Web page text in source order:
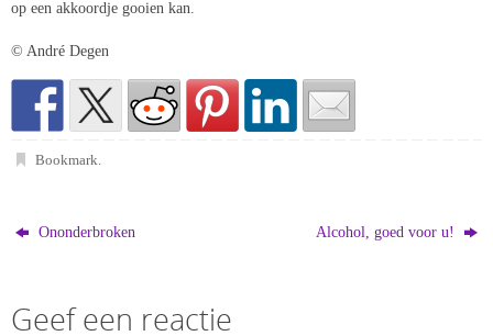
op een akkoordje gooien kan.
© André Degen
Bookmark.
Ononderbroken Alcohol, goed voor u!
Geef een reactie